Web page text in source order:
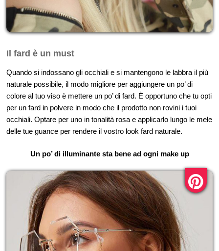
Il fard è un must
Quando si indossano gli occhiali e si mantengono le labbra il più
naturale possibile, il modo migliore per aggiungere un po’ di
colore al tuo viso è mettere un po’ di fard. È opportuno che tu opti
per un fard in polvere in modo che il prodotto non rovini i tuoi
occhiali. Optare per uno in tonalità rosa e applicarlo lungo le mele
delle tue guance per rendere il vostro look fard naturale.
Un po’ di illuminante sta bene ad ogni make up